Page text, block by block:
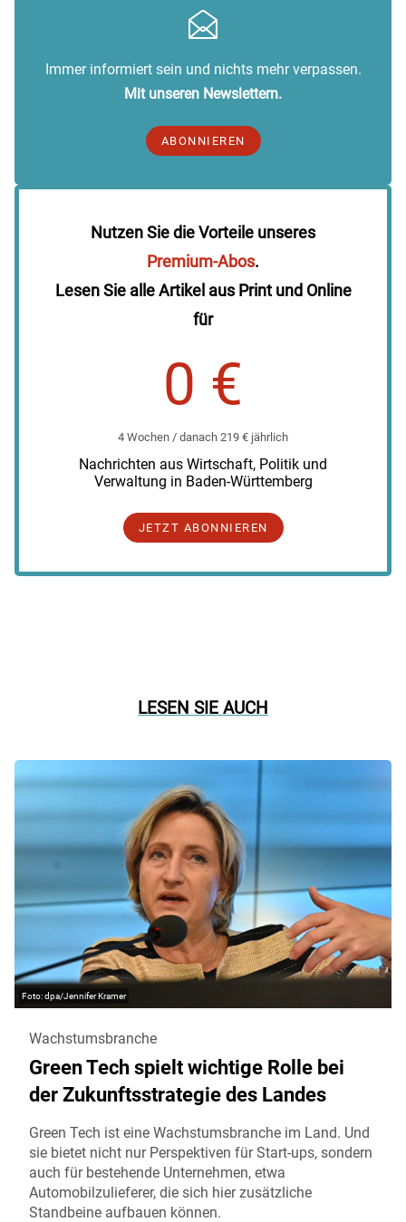
Immer informiert sein und nichts mehr verpassen.
Mit unseren Newslettern.
ABONNIEREN
Nutzen Sie die Vorteile unseres
Premium-Abos.
Lesen Sie alle Artikel aus Print und Online
für
0 €
4 Wochen / danach 219 € jährlich
Nachrichten aus Wirtschaft, Politik und
Verwaltung in Baden-Württemberg
JETZT ABONNIEREN
LESEN SIE AUCH
dpa/Jennifer Kramer
Wachstumsbranche
Green Tech spielt wichtige Rolle bei
der Zukunftsstrategie des Landes
Green Tech ist eine Wachstumsbranche im Land. Und
sie bietet nicht nur Perspektiven für Start-ups, sondern
auch für bestehende Unternehmen, etwa
Automobilzulieferer, die sich hier zusätzliche
Standbeine aufbauen können.